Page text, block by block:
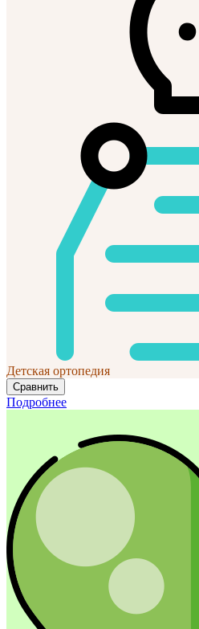
Детская ортопедия
Сравнить
Подробнее